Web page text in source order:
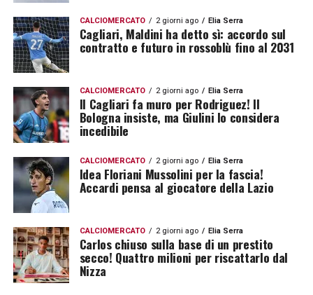
CALCIOMERCATO 2 giorni ago Elia Serra
Cagliari, Maldini ha detto sì: accordo sul
contratto e futuro in rossoblù fino al 2031
CALCIOMERCATO 2 giorni ago Elia Serra
Il Cagliari fa muro per Rodriguez! Il
Bologna insiste, ma Giulini lo considera
incedibile
CALCIOMERCATO 2 giorni ago Elia Serra
Idea Floriani Mussolini per la fascia!
Accardi pensa al giocatore della Lazio
CALCIOMERCATO 2 giorni ago Elia Serra
Carlos chiuso sulla base di un prestito
secco! Quattro milioni per riscattarlo dal
Nizza